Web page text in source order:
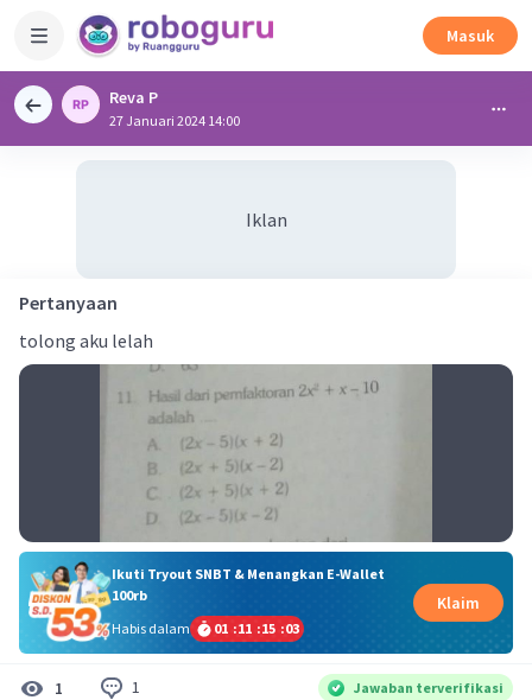
Masuk
Reva P
27 Januari 2024 14:00
Iklan
Pertanyaan
tolong aku lelah
Ikuti Tryout SNBT & Menangkan E-Wallet
100rb
Habis dalam
01 :11 :15 :02
Klaim
1 1 Jawaban terverifikasi